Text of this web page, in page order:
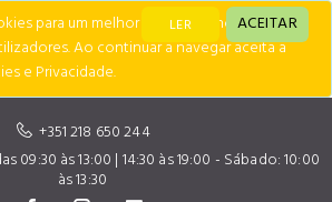
para um melhor desempenho e
Ao continuar a navegar aceita a
e Privacidade.
LER ACEITAR
+351 218 650 244
09:30 às 13:00 | 14:30 às 19:00 - Sábado: 10:00
às 13:30